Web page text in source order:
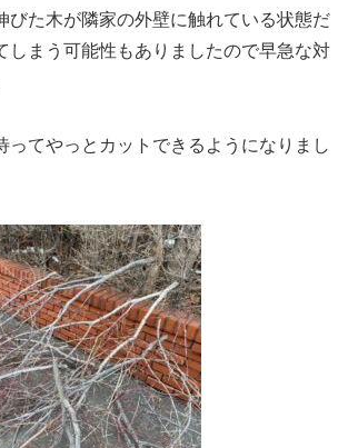
びた木が隣家の外壁に触れている状態だ
しまう可能性もありましたので早急な対
ってやっとカットできるようになりまし